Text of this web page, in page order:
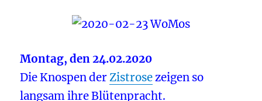
Montag, den 24.02.2020
Die Knospen derZistrosezeigen so
langsam ihre Blütenpracht.